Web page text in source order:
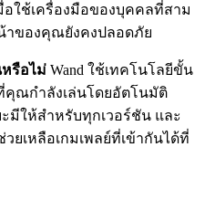
ใช้เครื่องมือของบุคคลที่สาม
าของคุณยังคงปลอดภัย
รือไม่ Wand ใช้เทคโนโลยีขั้น
คุณกำลังเล่นโดยอัตโนมัติ
มีให้สำหรับทุกเวอร์ชัน และ
ยเหลือเกมเพลย์ที่เข้ากันได้ที่